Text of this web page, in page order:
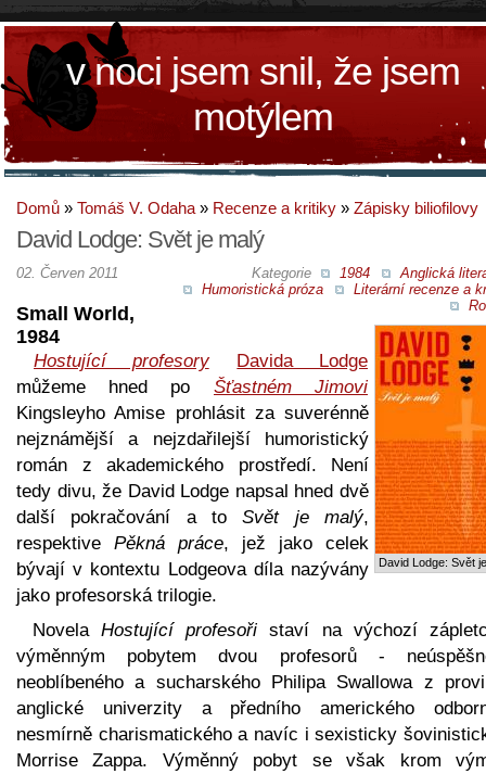
v noci jsem snil, že jsem
motýlem
Domů » Tomáš V. Odaha » Recenze a kritiky » Zápisky biliofilovy
David Lodge: Svět je malý
Kategorie 1984
Anglická
Humoristická próza
Literární recenze a
02. Červen 2011
David Lodge: Svět
Small World,
1984
Hostující profesory
Davida Lodge
můžeme hned po Šťastném Jimovi
Kingsleyho Amise prohlásit za suverénně
nejznámější a nejzdařilejší humoristický
román z akademického prostředí. Není
tedy divu, že David Lodge napsal hned dvě
další pokračování a toSvět je malý,
respektive Pěkná práce, jež jako celek
bývají v kontextu Lodgeova díla nazývány
jako profesorská trilogie.
NovelaHostující profesoři staví na výchozí
výměnným pobytem dvou profesorů -
neoblíbeného a sucharského Philipa Swallowa z
anglické univerzity a předního amerického
nesmírně charismatického a navíc i sexisticky
Morrise Zappa. Výměnný pobyt se však krom